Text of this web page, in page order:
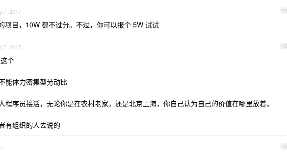
14
7, 2017
项目，10W 都不过分。不过，你可以报个 5W 试试
15
7, 2017
个
能体力密集型劳动比
程序员接活，无论你是在农村老家，还是北京上海，你自己认为自己的价值在哪里放着。
有组织的人去说的
16